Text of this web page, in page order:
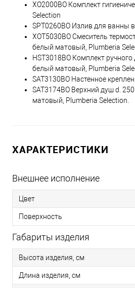
XO2000BO Комплект
Selection
SPT0260BO Излив для ванны
XOT5030BO Смеситель
белый матовый, Plumberia
HST3018BO Комплект
белый матовый, Plumberia
SAT3130BO Настенное
SAT3174BO Верхний душ d.
матовый, Plumberia Selection.
ХАРАКТЕРИСТИКИ
Внешнее исполнение
Цвет
Поверхность
Габариты изделия
Высота изделия, см
Длина изделия, см